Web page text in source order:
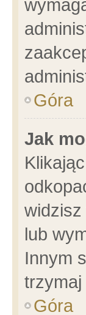
Góra
Jak
widzisz
lub
Innym
Góra